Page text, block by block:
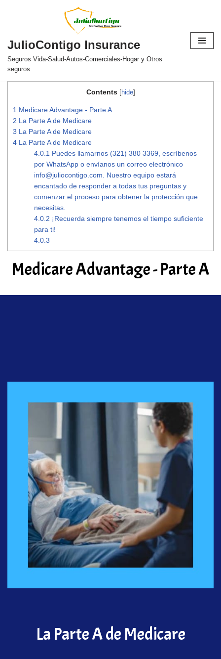
contenido
JulioContigo Insurance
Seguros Vida-Salud-Autos-Comerciales-Hogar y Otros
seguros
Contents [hide]
1 Medicare Advantage - Parte A
2 La Parte A de Medicare
3 La Parte A de Medicare
4 La Parte A de Medicare
4.0.1 Puedes llamarnos (321) 380 3369, escríbenos
por WhatsApp o envíanos un correo electrónico
info@juliocontigo.com. Nuestro equipo estará
encantado de responder a todas tus preguntas y
comenzar el proceso para obtener la protección que
necesitas.
4.0.2 ¡Recuerda siempre tenemos el tiempo suficiente
para ti!
4.0.3
Medicare Advantage - Parte A
La Parte A de Medicare